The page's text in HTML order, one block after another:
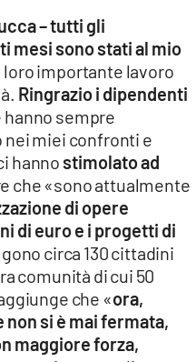
– tutti gli
mesi sono stati al mio
importante lavoro
Ringrazio i dipendenti
hanno sempre
miei confronti e
hanno stimolato ad
che «sono attualmente
di opere
di euro e i progetti di
circa 130 cittadini
comunità di cui 50
che «ora,
si è mai fermata,
maggiore forza,